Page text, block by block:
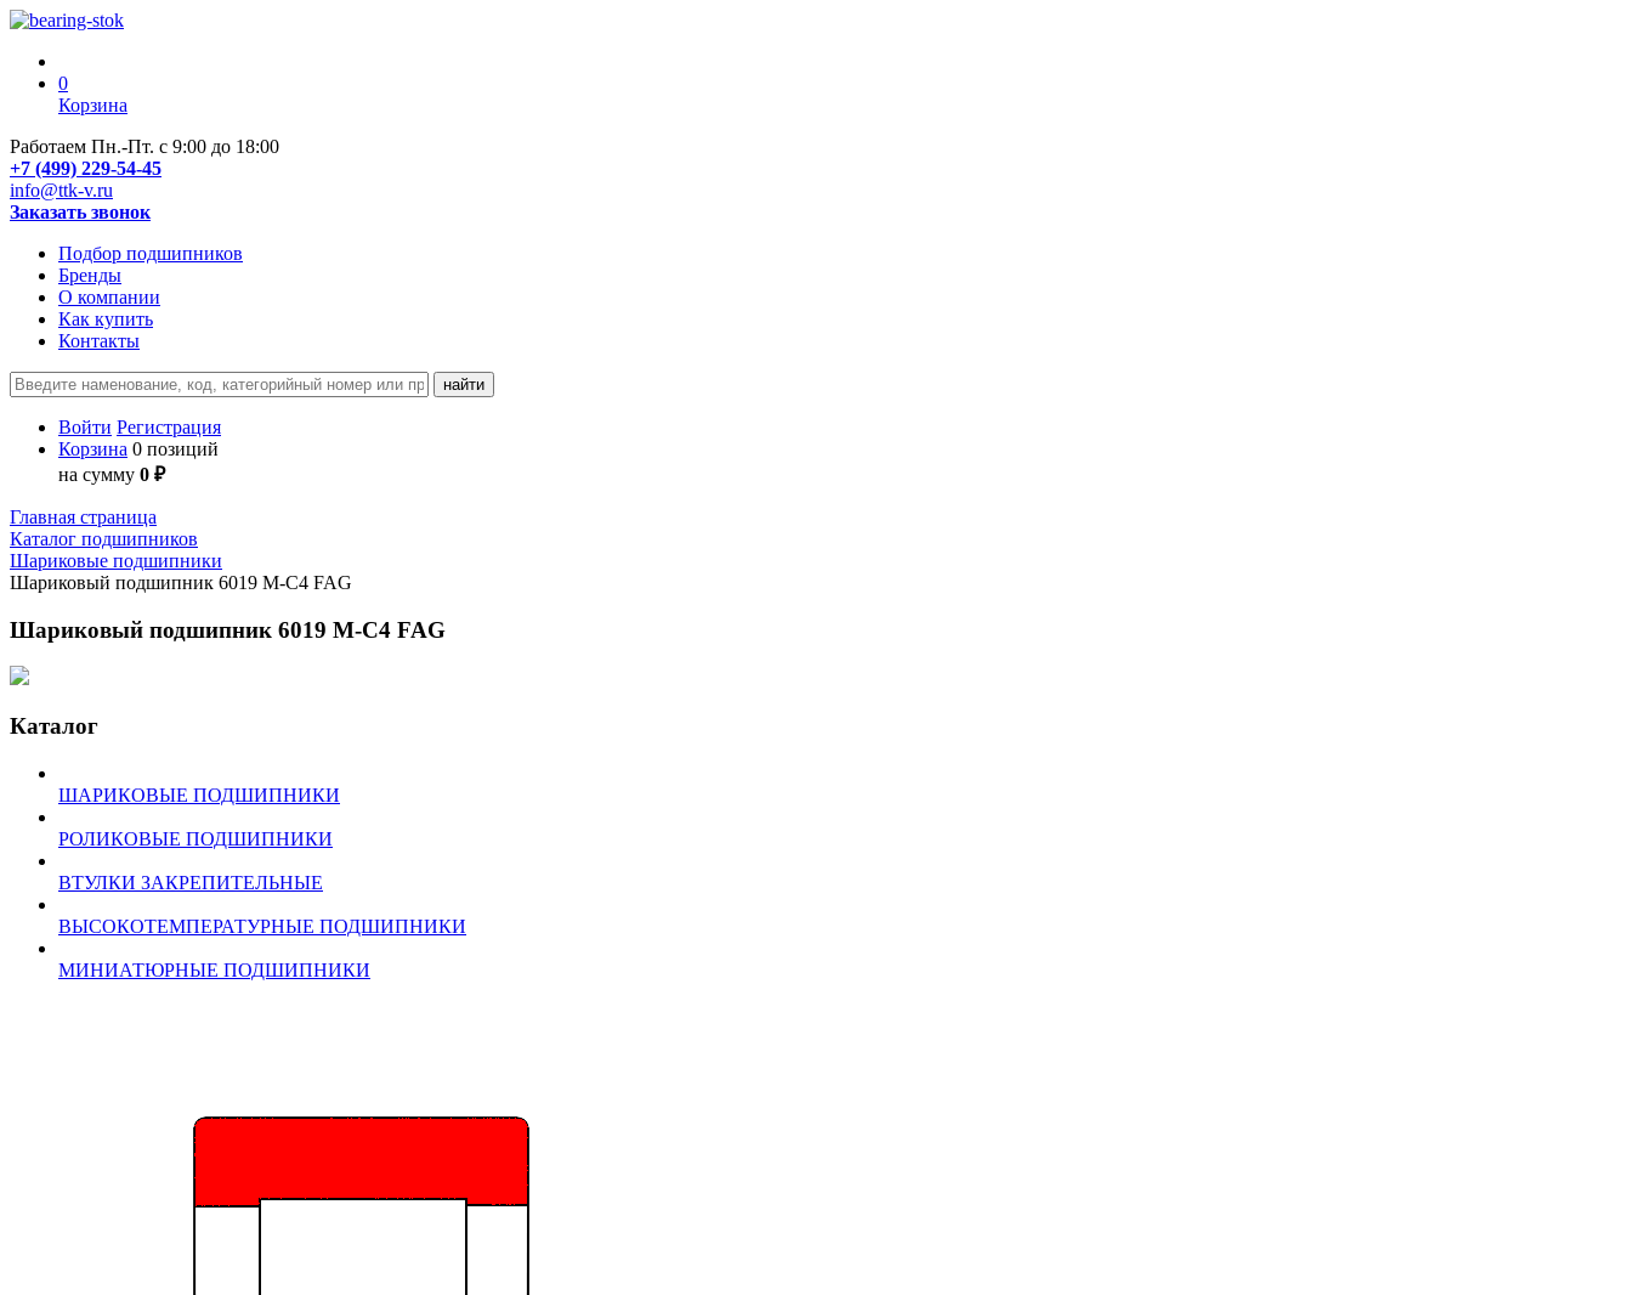
0
Корзина
Работаем Пн.-Пт. с 9:00 до 18:00
+7 (499) 229-54-45
info@ttk-v.ru
Заказать звонок
Подбор подшипников
Бренды
О компании
Как купить
Контакты
Войти Регистрация
Корзина 0 позиций
на сумму 0 ₽
Главная страница
Каталог подшипников
Шариковые подшипники
Шариковый подшипник 6019 M-C4 FAG
Шариковый подшипник 6019 M-C4 FAG
Каталог
ШАРИКОВЫЕ ПОДШИПНИКИ
РОЛИКОВЫЕ ПОДШИПНИКИ
ВТУЛКИ ЗАКРЕПИТЕЛЬНЫЕ
ВЫСОКОТЕМПЕРАТУРНЫЕ ПОДШИПНИКИ
МИНИАТЮРНЫЕ ПОДШИПНИКИ